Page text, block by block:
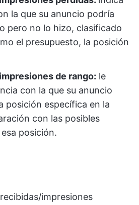
la que su anuncio podría
pero no lo hizo, clasificado
el presupuesto, la posición
de rango: le
con la que su anuncio
posición específica en la
con las posibles
posición.
impresiones